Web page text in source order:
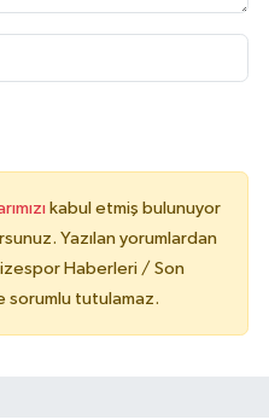
kabul etmiş bulunuyor
Yazılan yorumlardan
Haberleri / Son
sorumlu tutulamaz.